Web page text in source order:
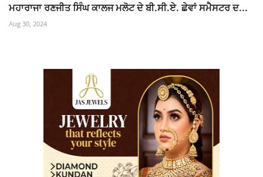
ਮਹਾਰਾਜਾ ਰਣਜੀਤ ਸਿੰਘ ਕਾਲਜ ਮਲੋਟ ਦੇ ਬੀ.ਸੀ.ਏ. ਛੇਵਾਂ ਸਮੈਸਟਰ ਦ...
Aug 30, 2024